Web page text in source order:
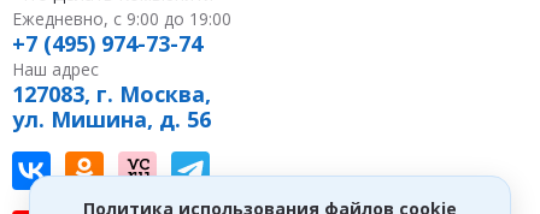
Политика использования файлов cookie
Ежедневно, с 9:00 до 19:00
+7 (495) 974-73-74
Наш адрес
127083, г. Москва,
ул. Мишина, д. 56
Наш канал в Вконтакте
Наша группа в однокласниках
Наш канал на vc
Наш канал в Telegram